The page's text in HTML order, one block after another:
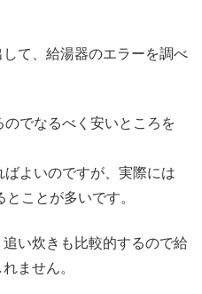
て、給湯器のエラーを調べ
でなるべく安いところを
よいのですが、実際には
ことが多いです。
い炊きも比較的するので給
ません。